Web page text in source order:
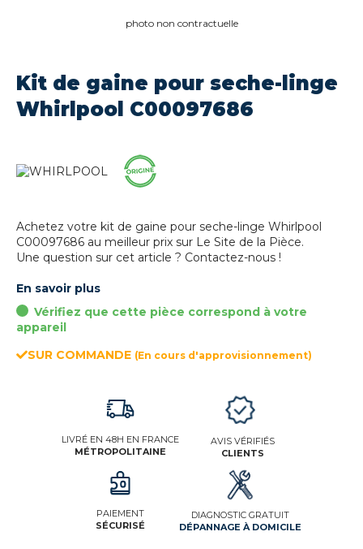
photo non contractuelle
Kit de gaine pour seche-linge
Whirlpool C00097686
Achetez votre kit de gaine pour seche-linge Whirlpool
C00097686 au meilleur prix sur Le Site de la Pièce.
Une question sur cet article ? Contactez-nous !
En savoir plus
Vérifiez que cette pièce correspond à votre
appareil
SUR COMMANDE (En cours d'approvisionnement)
LIVRÉ EN 48H EN FRANCE
MÉTROPOLITAINE
PAIEMENT
SÉCURISÉ
AVIS VÉRIFIÉS
CLIENTS
DIAGNOSTIC GRATUIT
DÉPANNAGE À DOMICILE